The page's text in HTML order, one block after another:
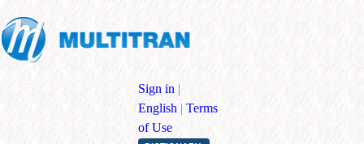
Sign in |
English | Terms
of Use